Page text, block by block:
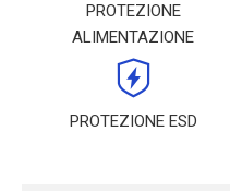
PROTEZIONE
ALIMENTAZIONE
PROTEZIONE ESD